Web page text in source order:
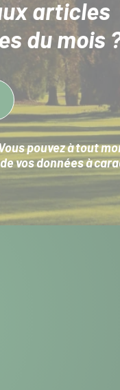
articles
du mois
pouvez à tout
vos données à